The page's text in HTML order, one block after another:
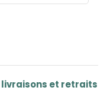
livraisons et retraits